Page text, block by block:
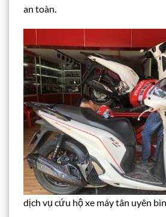
an toàn.
dịch vụ cứu hộ xe máy tân uyên